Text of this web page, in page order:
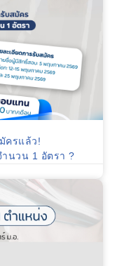
ครแล้ว!
ำนวน 1 อัตรา ?